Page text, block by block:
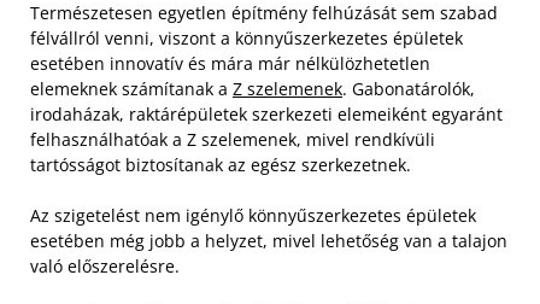
Természetesen egyetlen építmény felhúzását sem szabad
félvállról venni, viszont a könnyűszerkezetes épületek
esetében innovatív és mára már nélkülözhetetlen
elemeknek számítanak a Z szelemenek. Gabonatárolók,
irodaházak, raktárépületek szerkezeti elemeiként egyaránt
felhasználhatóak a Z szelemenek, mivel rendkívüli
tartósságot biztosítanak az egész szerkezetnek.
Az szigetelést nem igénylő könnyűszerkezetes épületek
esetében még jobb a helyzet, mivel lehetőség van a talajon
való előszerelésre.